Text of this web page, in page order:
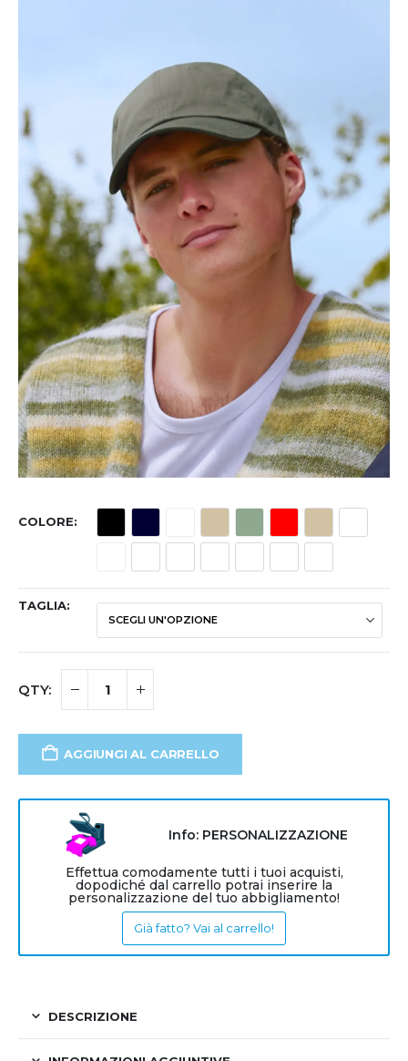
COLORE
TAGLIA
AGGIUNGI AL CARRELLO
Info: PERSONALIZZAZIONE
Effettua comodamente tutti i tuoi acquisti,
dopodiché dal carrello potrai inserire la
personalizzazione del tuo abbigliamento!
Già fatto? Vai al carrello!
DESCRIZIONE